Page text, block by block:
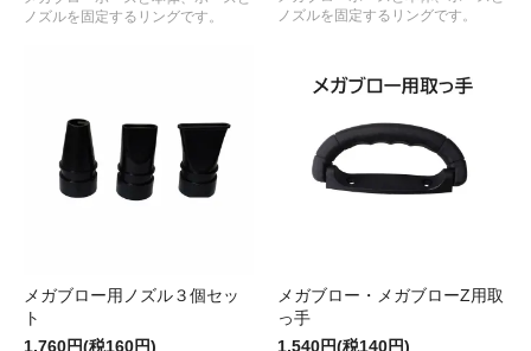
ノズルを固定するリングです。
ノズルを固定するリングです。
メガブロー用ノズル３個セッ
ト
1,760円(税160円)
メガブロー・メガブローZ用取
っ手
1,540円(税140円)